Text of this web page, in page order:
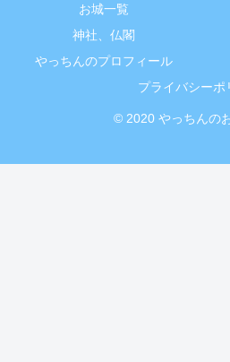
お城一覧
神社、仏閣
やっちんのプロフィール
プライバシーポ
© 2020 やっちんの